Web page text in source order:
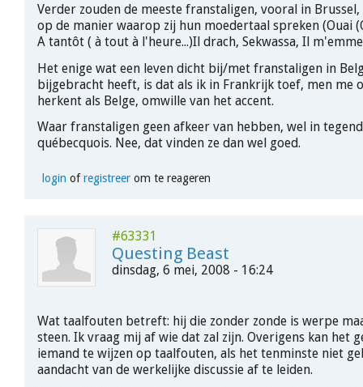
Verder zouden de meeste franstaligen, vooral in
op de manier waarop zij hun moedertaal spreken (Ouai
A tantôt ( à tout à l'heure...)Il drach, Sekwassa, Il
Het enige wat een leven dicht bij/met franstaligen in
bijgebracht heeft, is dat als ik in Frankrijk toef, men me
herkent als Belge, omwille van het accent.
Waar franstaligen geen afkeer van hebben, wel in
québecquois. Nee, dat vinden ze dan wel goed.
login ofregistreerom te reageren
#63331
Questing Beast
dinsdag, 6 mei, 2008 - 16:24
Wat taalfouten betreft: hij die zonder zonde is werpe
steen. Ik vraag mij af wie dat zal zijn. Overigens kan het
iemand te wijzen op taalfouten, als het tenminste niet
aandacht van de werkelijke discussie af te leiden.